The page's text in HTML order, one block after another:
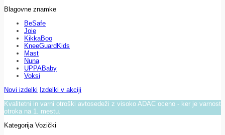
Blagovne znamke
BeSafe
Joie
KikkaBoo
KneeGuardKids
Mast
Nuna
UPPABaby
Voksi
Novi izdelki Izdelki v akciji
Kvalitetni in varni otroški avtosedeži z visoko ADAC oceno - ker je varnost
otroka na 1. mestu.
Kategorija Vozički